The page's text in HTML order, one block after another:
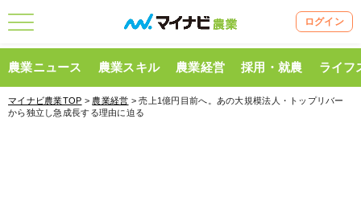
ログイン
農業ニュース 農業スキル 農業経営 採用・就農 ライフ
マイナビ農業TOP > 農業経営 > 売上1億円目前へ。あの大規模法人・トップリバー
から独立し急成長する理由に迫る